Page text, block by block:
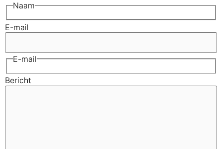
Naam
E-mail
E-mail
Bericht